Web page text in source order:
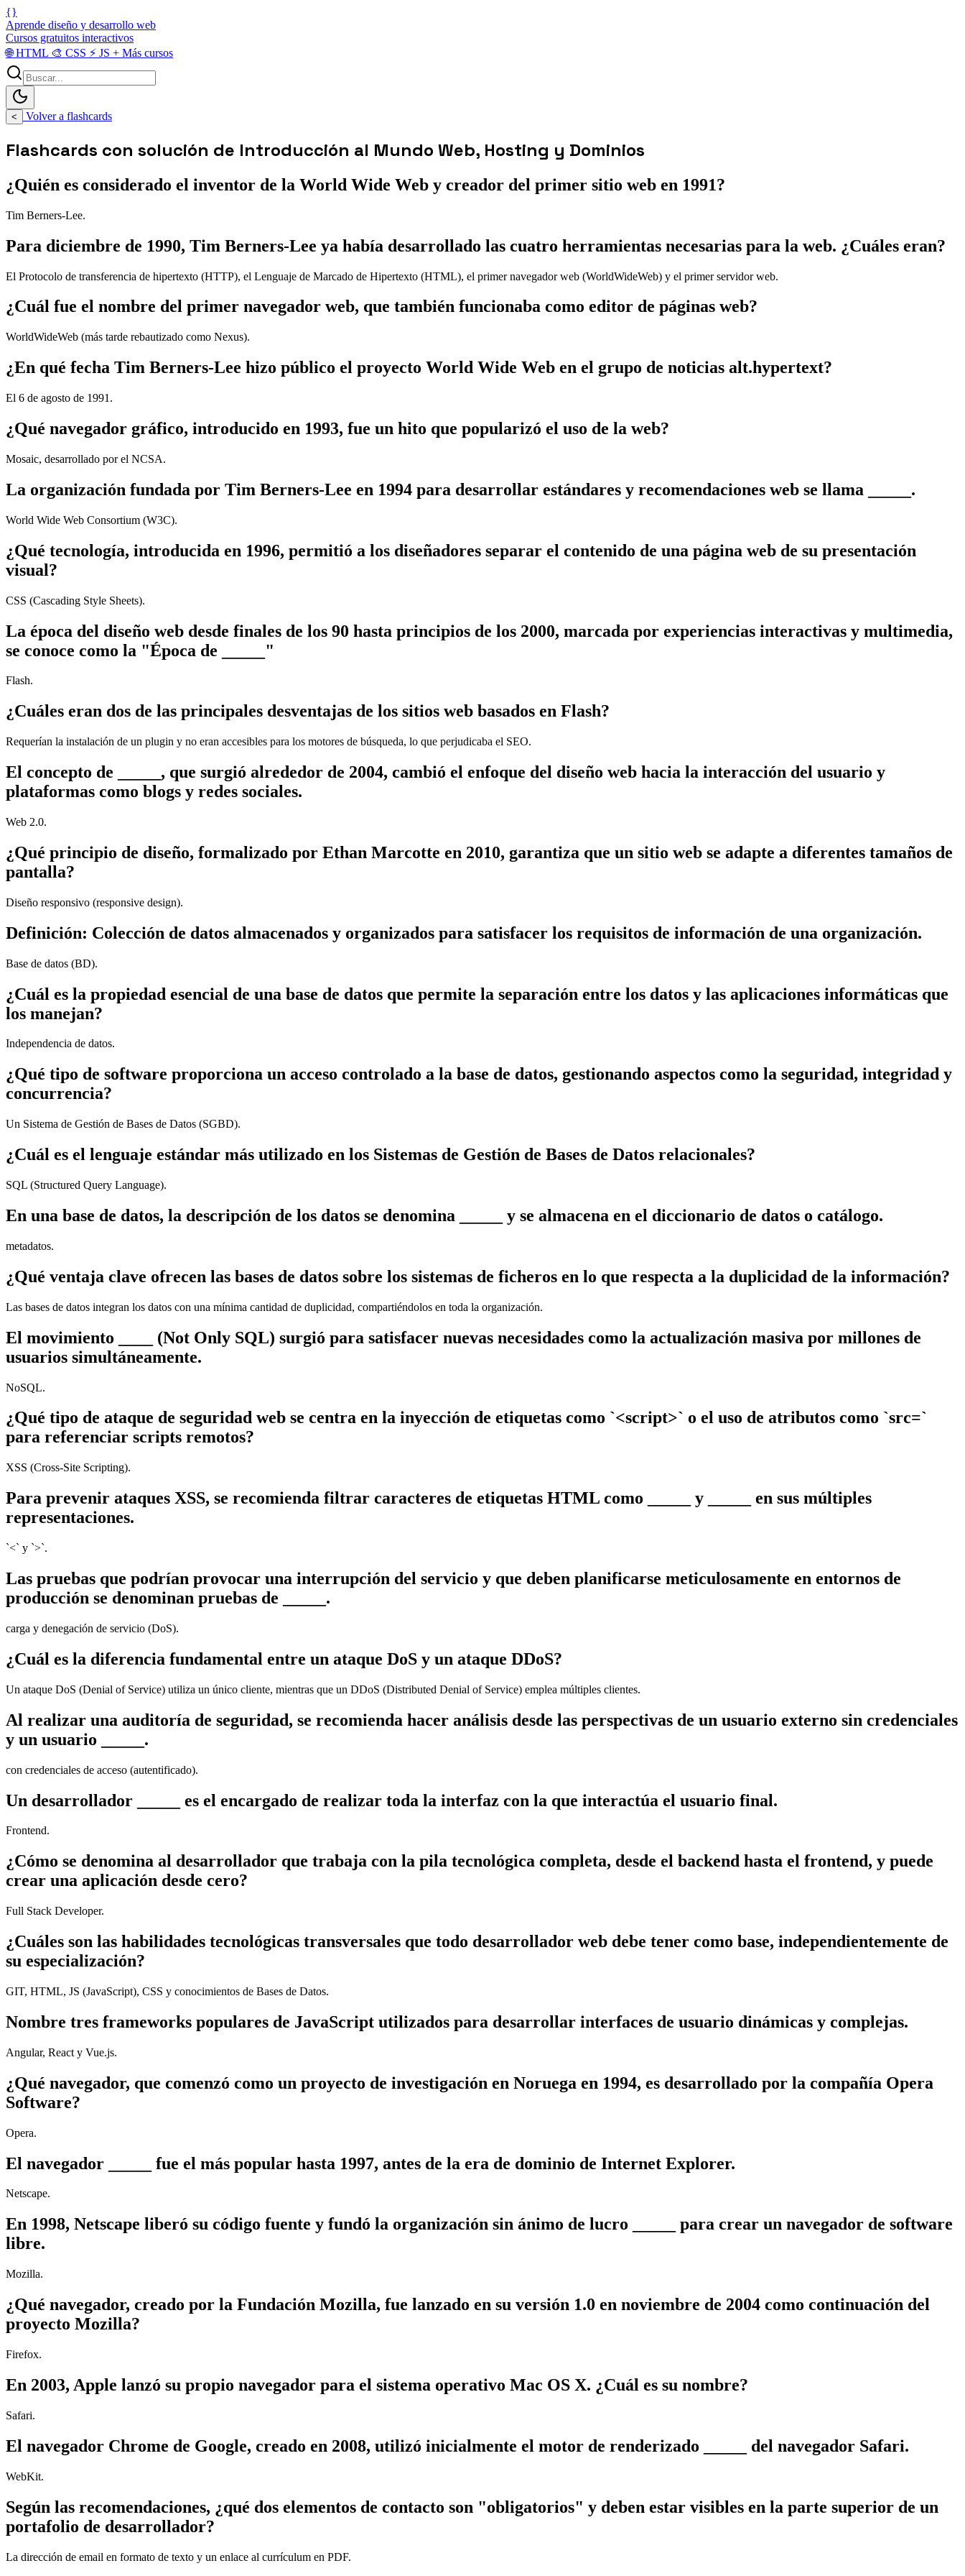
{}
Aprende diseño y desarrollo web
Cursos gratuitos interactivos
🌐HTML 🎨 CSS ⚡ JS + Más cursos
< Volver a flashcards
Flashcards con solución de Introducción al Mundo Web, Hosting y Dominios
¿Quién es considerado el inventor de la World Wide Web y creador del primer sitio web en 1991?
Tim Berners-Lee.
Para diciembre de 1990, Tim Berners-Lee ya había desarrollado las cuatro herramientas necesarias para la web. ¿Cuáles eran?
El Protocolo de transferencia de hipertexto (HTTP), el Lenguaje de Marcado de Hipertexto (HTML), el primer navegador web (WorldWideWeb) y el primer servidor web.
¿Cuál fue el nombre del primer navegador web, que también funcionaba como editor de páginas web?
WorldWideWeb (más tarde rebautizado como Nexus).
¿En qué fecha Tim Berners-Lee hizo público el proyecto World Wide Web en el grupo de noticias alt.hypertext?
El 6 de agosto de 1991.
¿Qué navegador gráfico, introducido en 1993, fue un hito que popularizó el uso de la web?
Mosaic, desarrollado por el NCSA.
La organización fundada por Tim Berners-Lee en 1994 para desarrollar estándares y recomendaciones web se llama _____.
World Wide Web Consortium (W3C).
¿Qué tecnología, introducida en 1996, permitió a los diseñadores separar el contenido de una página web de su presentación
visual?
CSS (Cascading Style Sheets).
La época del diseño web desde finales de los 90 hasta principios de los 2000, marcada por experiencias interactivas y multimedia,
se conoce como la "Época de _____"
Flash.
¿Cuáles eran dos de las principales desventajas de los sitios web basados en Flash?
Requerían la instalación de un plugin y no eran accesibles para los motores de búsqueda, lo que perjudicaba el SEO.
El concepto de _____, que surgió alrededor de 2004, cambió el enfoque del diseño web hacia la interacción del usuario y
plataformas como blogs y redes sociales.
Web 2.0.
¿Qué principio de diseño, formalizado por Ethan Marcotte en 2010, garantiza que un sitio web se adapte a diferentes tamaños de
pantalla?
Diseño responsivo (responsive design).
Definición: Colección de datos almacenados y organizados para satisfacer los requisitos de información de una organización.
Base de datos (BD).
¿Cuál es la propiedad esencial de una base de datos que permite la separación entre los datos y las aplicaciones informáticas que
los manejan?
Independencia de datos.
¿Qué tipo de software proporciona un acceso controlado a la base de datos, gestionando aspectos como la seguridad, integridad y
concurrencia?
Un Sistema de Gestión de Bases de Datos (SGBD).
¿Cuál es el lenguaje estándar más utilizado en los Sistemas de Gestión de Bases de Datos relacionales?
SQL (Structured Query Language).
En una base de datos, la descripción de los datos se denomina _____ y se almacena en el diccionario de datos o catálogo.
metadatos.
¿Qué ventaja clave ofrecen las bases de datos sobre los sistemas de ficheros en lo que respecta a la duplicidad de la información?
Las bases de datos integran los datos con una mínima cantidad de duplicidad, compartiéndolos en toda la organización.
El movimiento ____ (Not Only SQL) surgió para satisfacer nuevas necesidades como la actualización masiva por millones de
usuarios simultáneamente.
NoSQL.
¿Qué tipo de ataque de seguridad web se centra en la inyección de etiquetas como `<script>` o el uso de atributos como `src=`
para referenciar scripts remotos?
XSS (Cross-Site Scripting).
Para prevenir ataques XSS, se recomienda filtrar caracteres de etiquetas HTML como _____ y _____ en sus múltiples
representaciones.
`<` y `>`.
Las pruebas que podrían provocar una interrupción del servicio y que deben planificarse meticulosamente en entornos de
producción se denominan pruebas de _____.
carga y denegación de servicio (DoS).
¿Cuál es la diferencia fundamental entre un ataque DoS y un ataque DDoS?
Un ataque DoS (Denial of Service) utiliza un único cliente, mientras que un DDoS (Distributed Denial of Service) emplea múltiples clientes.
Al realizar una auditoría de seguridad, se recomienda hacer análisis desde las perspectivas de un usuario externo sin credenciales
y un usuario _____.
con credenciales de acceso (autentificado).
Un desarrollador _____ es el encargado de realizar toda la interfaz con la que interactúa el usuario final.
Frontend.
¿Cómo se denomina al desarrollador que trabaja con la pila tecnológica completa, desde el backend hasta el frontend, y puede
crear una aplicación desde cero?
Full Stack Developer.
¿Cuáles son las habilidades tecnológicas transversales que todo desarrollador web debe tener como base, independientemente de
su especialización?
GIT, HTML, JS (JavaScript), CSS y conocimientos de Bases de Datos.
Nombre tres frameworks populares de JavaScript utilizados para desarrollar interfaces de usuario dinámicas y complejas.
Angular, React y Vue.js.
¿Qué navegador, que comenzó como un proyecto de investigación en Noruega en 1994, es desarrollado por la compañía Opera
Software?
Opera.
El navegador _____ fue el más popular hasta 1997, antes de la era de dominio de Internet Explorer.
Netscape.
En 1998, Netscape liberó su código fuente y fundó la organización sin ánimo de lucro _____ para crear un navegador de software
libre.
Mozilla.
¿Qué navegador, creado por la Fundación Mozilla, fue lanzado en su versión 1.0 en noviembre de 2004 como continuación del
proyecto Mozilla?
Firefox.
En 2003, Apple lanzó su propio navegador para el sistema operativo Mac OS X. ¿Cuál es su nombre?
Safari.
El navegador Chrome de Google, creado en 2008, utilizó inicialmente el motor de renderizado _____ del navegador Safari.
WebKit.
Según las recomendaciones, ¿qué dos elementos de contacto son "obligatorios" y deben estar visibles en la parte superior de un
portafolio de desarrollador?
La dirección de email en formato de texto y un enlace al currículum en PDF.